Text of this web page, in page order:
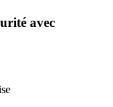
avec